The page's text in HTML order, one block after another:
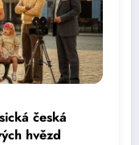
česká
hvězd